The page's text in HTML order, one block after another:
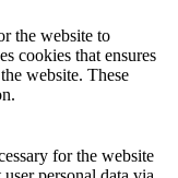
the website to
cookies that ensures
website. These
for the website